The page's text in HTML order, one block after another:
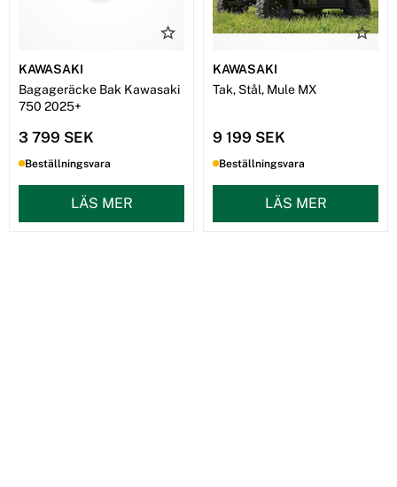
KAWASAKI
Bagageräcke Bak Kawasaki
750 2025+
3 799 SEK
Beställningsvara
LÄS MER
KAWASAKI
Tak, Stål, Mule MX
9 199 SEK
Beställningsvara
LÄS MER